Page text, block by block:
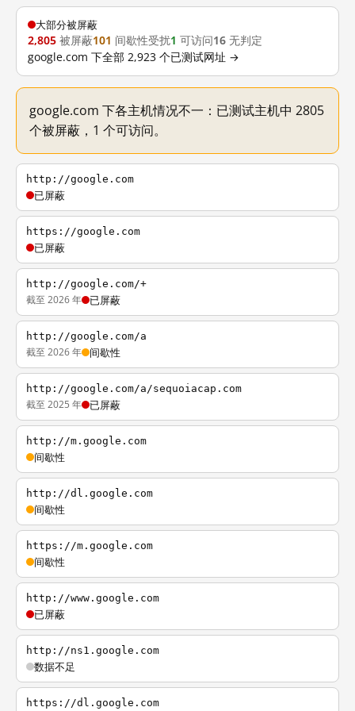
大部分被屏蔽
2,805 被屏蔽101 间歇性受扰1 可访问16 无判定
google.com 下全部 2,923 个已测试网址 →
google.com 下各主机情况不一：已测试主机中 2805
个被屏蔽，1 个可访问。
http://google.com
已屏蔽
https://google.com
已屏蔽
http://google.com/+
截至 2026 年 已屏蔽
http://google.com/a
截至 2026 年 间歇性
http://google.com/a/sequoiacap.com
截至 2025 年 已屏蔽
http://m.google.com
间歇性
http://dl.google.com
间歇性
https://m.google.com
间歇性
http://www.google.com
已屏蔽
http://ns1.google.com
数据不足
https://dl.google.com